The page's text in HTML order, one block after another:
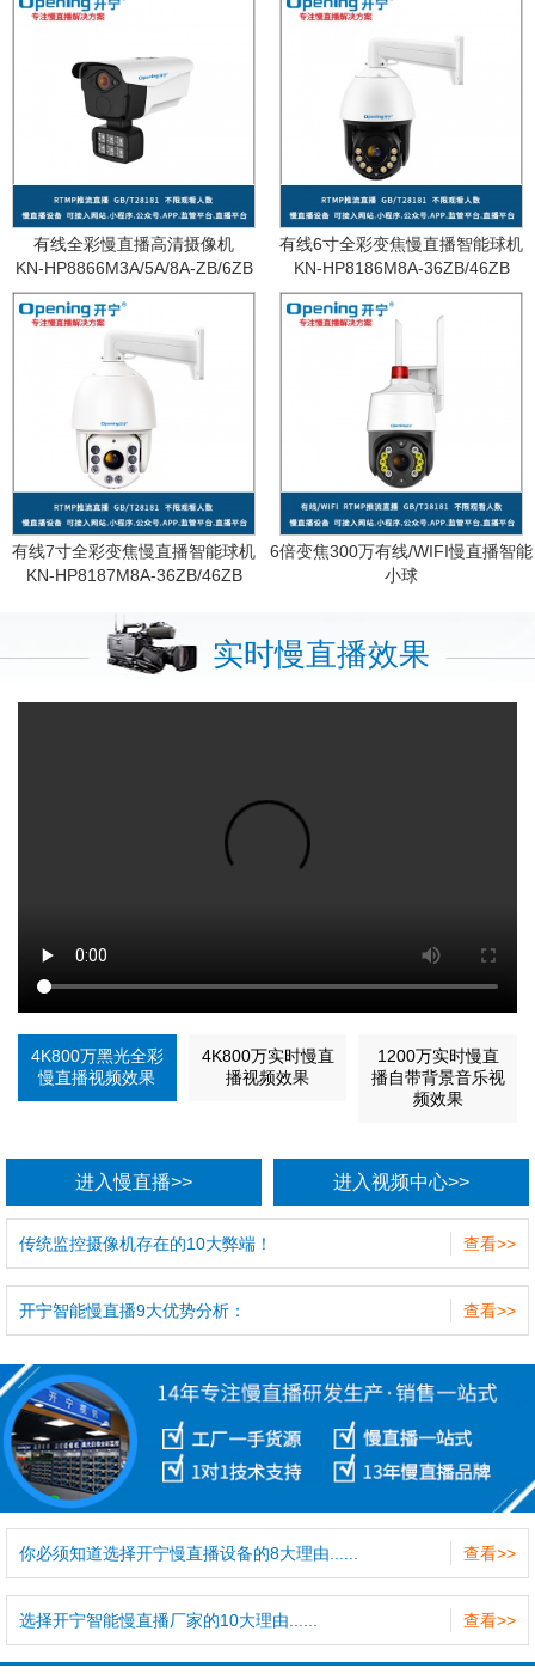
有线全彩慢直播高清摄像机
KN-HP8866M3A/5A/8A-ZB/6ZB
有线6寸全彩变焦慢直播智能球机
KN-HP8186M8A-36ZB/46ZB
有线7寸全彩变焦慢直播智能球机
KN-HP8187M8A-36ZB/46ZB
6倍变焦300万有线/WIFI慢直播智能
小球
实时慢直播效果
4K800万黑光全彩
慢直播视频效果
4K800万实时慢直
播视频效果
1200万实时慢直
播自带背景音乐视
频效果
进入慢直播>> 进入视频中心>>
查看>>
传统监控摄像机存在的10大弊端！
查看>>
开宁智能慢直播9大优势分析：
查看>>
你必须知道选择开宁慢直播设备的8大理由......
查看>>
选择开宁智能慢直播厂家的10大理由......